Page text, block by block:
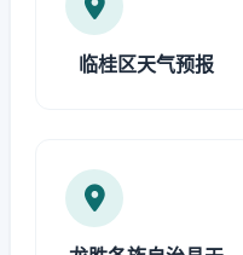
临桂区天气预报